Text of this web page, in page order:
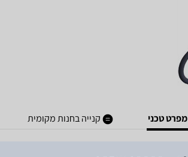
מפרט טכני קנייה בחנות מקומית